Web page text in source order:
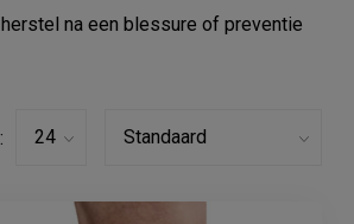
na een blessure of preventie